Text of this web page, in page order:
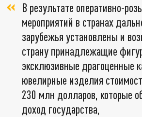
В результате оперативно-
мероприятий в странах
зарубежья установлены и
страну принадлежащие
эксклюзивные драгоценные
ювелирные изделия
230 млн долларов, которые
доход государства,